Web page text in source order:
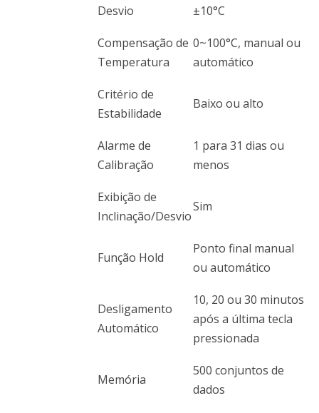
Desvio
±10°C
Compensação de
Temperatura
0~100°C, manual ou
automático
Critério de
Estabilidade
Baixo ou alto
Alarme de
Calibração
1 para 31 dias ou
menos
Exibição de
Inclinação/Desvio
Sim
Função Hold
Ponto final manual
ou automático
Desligamento
Automático
10, 20 ou 30 minutos
após a última tecla
pressionada
Memória
500 conjuntos de
dados